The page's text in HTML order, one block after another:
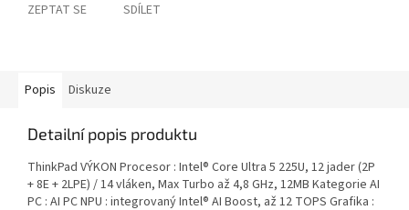
ZEPTAT SE SDÍLET
Popis Diskuze
Detailní popis produktu
ThinkPad VÝKON Procesor : Intel® Core Ultra 5 225U, 12 jader (2P
+ 8E + 2LPE) / 14 vláken, Max Turbo až 4,8 GHz, 12MB Kategorie AI
PC : AI PC NPU : integrovaný Intel® AI Boost, až 12 TOPS Grafika :